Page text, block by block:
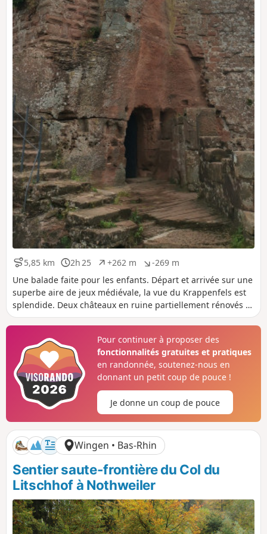
5,85 km
D
i
s
t
a
n
2h 25
D
u
r
é
e
+262 m
D
é
n
v
e
é
p
o
s
t
-269 m
D
é
n
i
v
e
é
n
é
g
i
f
Une balade faite pour les enfants. Départ et arrivée sur une
superbe aire de jeux médiévale, la vue du Krappenfels est
splendide. Deux châteaux en ruine partiellement rénovés et
le Château du Fleckenstein entièrement rénové (entrée
Pour continuer à proposer des
fonctionnalités gratuites et pratiques
en randonnée, soutenez-nous en
donnant un petit coup de pouce !
Je donne un coup de pouce
Wingen • Bas-Rhin
Sentier saute-frontière du Col du
Litschhof à Nothweiler